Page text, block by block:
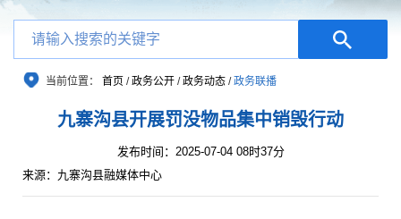
当前位置： 首页 /政务公开 /政务动态 /政务联播
九寨沟县开展罚没物品集中销毁行动
发布时间：2025-07-04 08时37分
来源：九寨沟县融媒体中心